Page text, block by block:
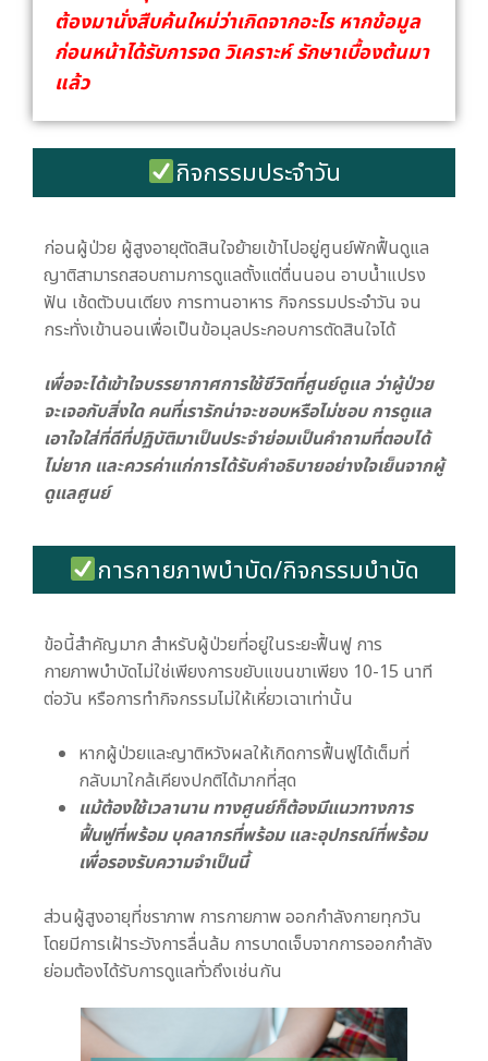
ต้องมานั่งสืบค้นใหม่ว่าเกิดจากอะไร หากข้อมูล
ก่อนหน้าได้รับการจด วิเคราะห์ รักษาเบื้องต้นมา
แล้ว
กิจกรรมประจำวัน
ก่อนผู้ป่วย ผู้สูงอายุตัดสินใจย้ายเข้าไปอยู่ศูนย์พักฟื้นดูแล
ญาติสามารถสอบถามการดูแลตั้งแต่ตื่นนอน อาบน้ำแปรง
ฟัน เช้ดตัวบนเตียง การทานอาหาร กิจกรรมประจำวัน จน
กระทั่งเข้านอนเพื่อเป็นข้อมุลประกอบการตัดสินใจได้
เพื่อจะได้เข้าใจบรรยากาศการใช้ชีวิตที่ศูนย์ดูแล ว่าผู้ป่วย
จะเจอกับสิ่งใด คนที่เรารักน่าจะชอบหรือไม่ชอบ การดูแล
เอาใจใส่ที่ดีที่ปฏิบัติมาเป็นประจำย่อมเป็นคำถามที่ตอบได้
ไม่ยาก และควรค่าแก่การได้รับคำอธิบายอย่างใจเย็นจากผู้
ดูแลศูนย์
การกายภาพบำบัด/กิจกรรมบำบัด
ข้อนี้สำคัญมาก สำหรับผู้ป่วยที่อยู่ในระยะฟื้นฟู การ
กายภาพบำบัดไม่ใช่เพียงการขยับแขนขาเพียง 10-15 นาที
ต่อวัน หรือการทำกิจกรรมไม่ให้เหี่ยวเฉาเท่านั้น
หากผู้ป่วยและญาติหวังผลให้เกิดการฟื้นฟูได้เต็มที่
กลับมาใกล้เคียงปกติได้มากที่สุด
แม้ต้องใช้เวลานาน ทางศูนย์ก็ต้องมีแนวทางการ
ฟื้นฟูที่พร้อม บุคลากรที่พร้อม และอุปกรณ์ที่พร้อม
เพื่อรองรับความจำเป็นนี้
ส่วนผู้สูงอายุที่ชราภาพ การกายภาพ ออกกำลังกายทุกวัน
โดยมีการเฝ้าระวังการลื่นล้ม การบาดเจ็บจากการออกกำลัง
ย่อมต้องได้รับการดูแลทั่วถึงเช่นกัน